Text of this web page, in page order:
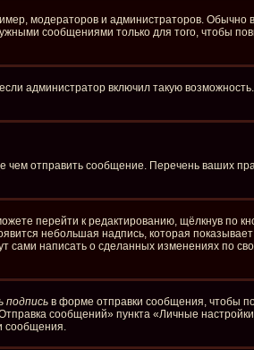
модераторов и администраторов. Обычно
сообщениями только для того, чтобы
администратор включил такую
чем отправить сообщение. Перечень ваших
перейти к редактированию, щёлкнув по
небольшая надпись, которая показывает
сами написать о сделанных изменениях по
подпись в форме отправки сообщения, чтобы
сообщений» пункта «Личные
сообщения.